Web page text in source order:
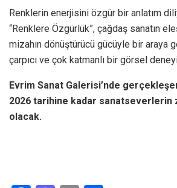
Renklerin enerjisini özgür bir anlatım
“Renklere Özgürlük”, çağdaş sanatın
mizahın dönüştürücü gücüyle bir araya
çarpıcı ve çok katmanlı bir görsel
Evrim Sanat Galerisi’nde
2026 tarihine kadar sanatseverlerin
olacak.